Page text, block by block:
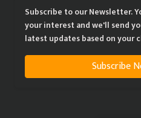
Subscribe to our Newsletter.
your interest and we'll send
latest updates based on your
Subscribe